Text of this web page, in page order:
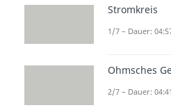
Die
oft
Stromkreis
1/7 – Dauer:
Ohmsches
2/7 – Dauer: 04:41